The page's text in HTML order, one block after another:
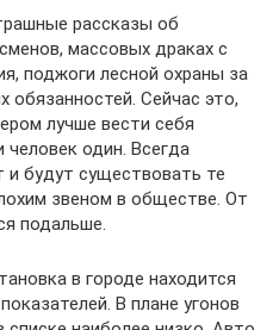
рассказы об
массовых драках с
поджоги лесной охраны за
обязанностей. Сейчас это,
лучше вести себя
один. Всегда
будут существовать те
звеном в обществе. От
подальше.
в городе находится
В плане угонов